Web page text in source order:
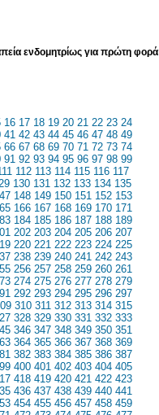
ενδομητρίως για πρώτη φορά
16 17 18 19 20 21 22 23 24
41 42 43 44 45 46 47 48 49
66 67 68 69 70 71 72 73 74
91 92 93 94 95 96 97 98 99
112 113 114 115 116 117
130 131 132 133 134 135
148 149 150 151 152 153
166 167 168 169 170 171
184 185 186 187 188 189
202 203 204 205 206 207
220 221 222 223 224 225
238 239 240 241 242 243
256 257 258 259 260 261
274 275 276 277 278 279
292 293 294 295 296 297
310 311 312 313 314 315
328 329 330 331 332 333
346 347 348 349 350 351
364 365 366 367 368 369
382 383 384 385 386 387
400 401 402 403 404 405
418 419 420 421 422 423
436 437 438 439 440 441
454 455 456 457 458 459